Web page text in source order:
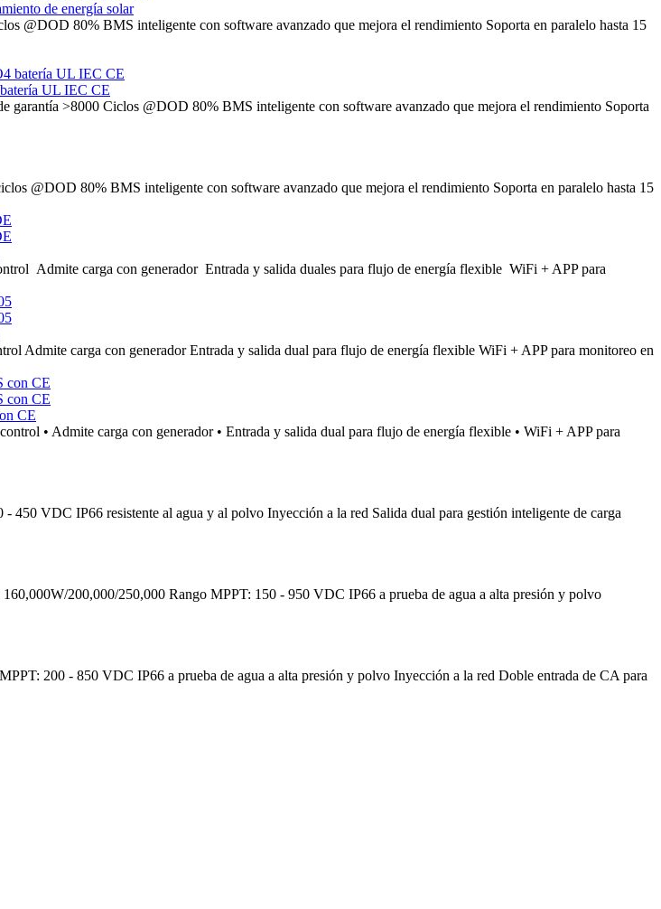
de energía solar
@DOD 80% BMS inteligente con software avanzado que mejora el rendimiento Soporta en paralelo hasta 15
UL IEC CE
>8000 Ciclos @DOD 80% BMS inteligente con software avanzado que mejora el rendimiento Soporta
@DOD 80% BMS inteligente con software avanzado que mejora el rendimiento Soporta en paralelo hasta 15
Admite carga con generador Entrada y salida duales para flujo de energía flexible WiFi + APP para
Admite carga con generador Entrada y salida dual para flujo de energía flexible WiFi + APP para monitoreo en
CE
• Admite carga con generador • Entrada y salida dual para flujo de energía flexible • WiFi + APP para
VDC IP66 resistente al agua y al polvo Inyección a la red Salida dual para gestión inteligente de carga
200,000/250,000 Rango MPPT: 150 - 950 VDC IP66 a prueba de agua a alta presión y polvo
200 - 850 VDC IP66 a prueba de agua a alta presión y polvo Inyección a la red Doble entrada de CA para